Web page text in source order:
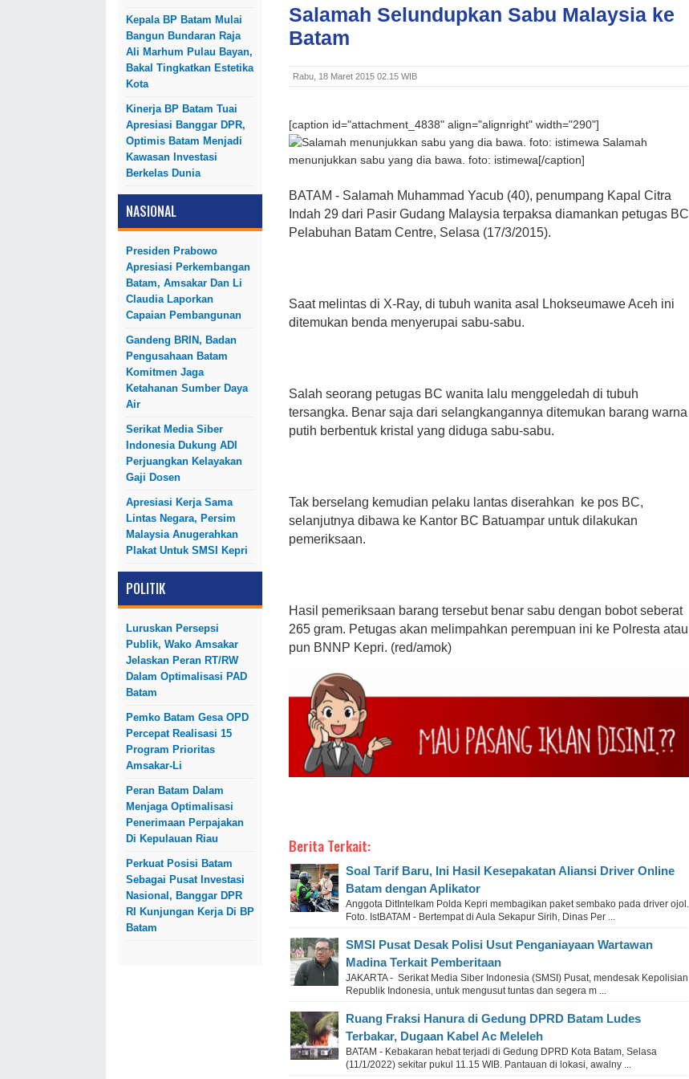
Kepala BP Batam Mulai
Bangun Bundaran Raja
Ali Marhum Pulau Bayan,
Bakal Tingkatkan Estetika
Kota
Kinerja BP Batam Tuai
Apresiasi Banggar DPR,
Optimis Batam Menjadi
Kawasan Investasi
Berkelas Dunia
NASIONAL
Presiden Prabowo
Apresiasi Perkembangan
Batam, Amsakar Dan Li
Claudia Laporkan
Capaian Pembangunan
Gandeng BRIN, Badan
Pengusahaan Batam
Komitmen Jaga
Ketahanan Sumber Daya
Air
Serikat Media Siber
Indonesia Dukung ADI
Perjuangkan Kelayakan
Gaji Dosen
Apresiasi Kerja Sama
Lintas Negara, Persim
Malaysia Anugerahkan
Plakat Untuk SMSI Kepri
POLITIK
Luruskan Persepsi
Publik, Wako Amsakar
Jelaskan Peran RT/RW
Dalam Optimalisasi PAD
Batam
Pemko Batam Gesa OPD
Percepat Realisasi 15
Program Prioritas
Amsakar-Li
Peran Batam Dalam
Menjaga Optimalisasi
Penerimaan Perpajakan
Di Kepulauan Riau
Perkuat Posisi Batam
Sebagai Pusat Investasi
Nasional, Banggar DPR
RI Kunjungan Kerja Di BP
Batam
Salamah Selundupkan Sabu Malaysia ke
Batam
Rabu, 18 Maret 2015 02.15 WIB
[caption id="attachment_4838" align="alignright" width="290"]
Salamah
menunjukkan sabu yang dia bawa. foto: istimewa[/caption]
BATAM - Salamah Muhammad Yacub (40), penumpang Kapal Citra
Indah 29 dari Pasir Gudang Malaysia terpaksa diamankan petugas BC
Pelabuhan Batam Centre, Selasa (17/3/2015).
Saat melintas di X-Ray, di tubuh wanita asal Lhokseumawe Aceh ini
ditemukan benda menyerupai sabu-sabu.
Salah seorang petugas BC wanita lalu menggeledah di tubuh
tersangka. Benar saja dari selangkangannya ditemukan barang warna
putih berbentuk kristal yang diduga sabu-sabu.
Tak berselang kemudian pelaku lantas diserahkan ke pos BC,
selanjutnya dibawa ke Kantor BC Batuampar untuk dilakukan
pemeriksaan.
Hasil pemeriksaan barang tersebut benar sabu dengan bobot seberat
265 gram. Petugas akan melimpahkan perempuan ini ke Polresta atau
pun BNNP Kepri. (red/amok)
Berita Terkait:
Soal Tarif Baru, Ini Hasil Kesepakatan Aliansi Driver Online
Batam dengan Aplikator
Anggota DitIntelkam Polda Kepri membagikan paket sembako pada driver ojol.
Foto. IstBATAM - Bertempat di Aula Sekapur Sirih, Dinas Per ...
SMSI Pusat Desak Polisi Usut Penganiayaan Wartawan
Madina Terkait Pemberitaan
JAKARTA - Serikat Media Siber Indonesia (SMSI) Pusat, mendesak Kepolisian
Republik Indonesia, untuk mengusut tuntas dan segera m ...
Ruang Fraksi Hanura di Gedung DPRD Batam Ludes
Terbakar, Dugaan Kabel Ac Meleleh
BATAM - Kebakaran hebat terjadi di Gedung DPRD Kota Batam, Selasa
(11/1/2022) sekitar pukul 11.15 WIB. Pantauan di lokasi, awalny ...